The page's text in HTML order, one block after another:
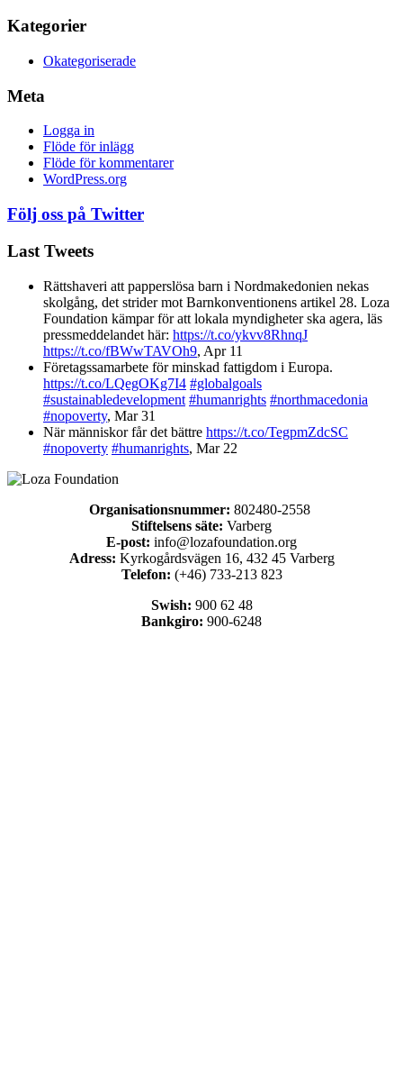
Kategorier
Okategoriserade
Meta
Logga in
Flöde för inlägg
Flöde för kommentarer
WordPress.org
Följ oss på Twitter
Last Tweets
Rättshaveri att papperslösa barn i Nordmakedonien nekas
skolgång, det strider mot Barnkonventionens artikel 28. Loza
Foundation kämpar för att lokala myndigheter ska agera, läs
pressmeddelandet här: https://t.co/ykvv8RhnqJ
https://t.co/fBWwTAVOh9, Apr 11
Företagssamarbete för minskad fattigdom i Europa.
https://t.co/LQegOKg7I4 #globalgoals
#sustainabledevelopment #humanrights #northmacedonia
#nopoverty, Mar 31
När människor får det bättre https://t.co/TegpmZdcSC
#nopoverty #humanrights, Mar 22
Organisationsnummer: 802480-2558
Stiftelsens säte: Varberg
E-post: info@lozafoundation.org
Adress: Kyrkogårdsvägen 16, 432 45 Varberg
Telefon: (+46) 733-213 823
Swish: 900 62 48
Bankgiro: 900-6248